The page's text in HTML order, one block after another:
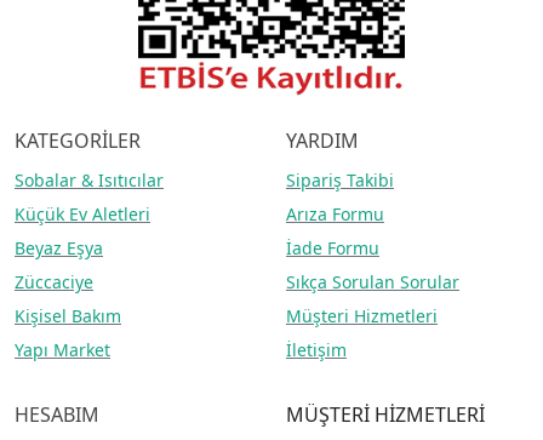
KATEGORİLER
Sobalar & Isıtıcılar
Küçük Ev Aletleri
Beyaz Eşya
Züccaciye
Kişisel Bakım
Yapı Market
YARDIM
Sipariş Takibi
Arıza Formu
İade Formu
Sıkça Sorulan Sorular
Müşteri Hizmetleri
İletişim
HESABIM MÜŞTERİ HİZMETLERİ